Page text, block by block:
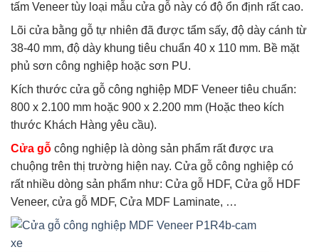
tấm Veneer tùy loại mẫu cửa gỗ này có độ ổn định rất cao.
Lõi cửa bằng gỗ tự nhiên đã được tẩm sấy, độ dày cánh từ
38-40 mm, độ dày khung tiêu chuẩn 40 x 110 mm. Bề mặt
phủ sơn công nghiệp hoặc sơn PU.
Kích thước cửa gỗ công nghiệp MDF Veneer tiêu chuẩn:
800 x 2.100 mm hoặc 900 x 2.200 mm (Hoặc theo kích
thước Khách Hàng yêu cầu).
Cửa gỗ công nghiệp là dòng sản phẩm rất được ưa
chuộng trên thị trường hiện nay. Cửa gỗ công nghiệp có
rất nhiều dòng sản phẩm như: Cửa gỗ HDF, Cửa gỗ HDF
Veneer, cửa gỗ MDF, Cửa MDF Laminate, …